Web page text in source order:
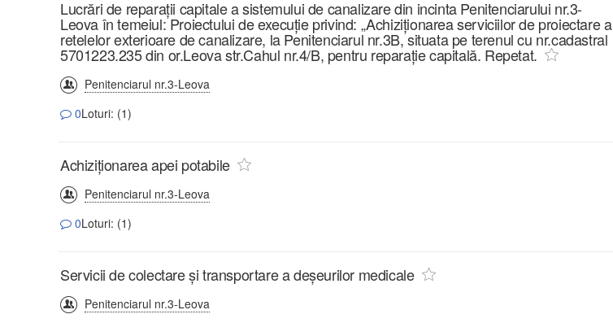
Lucrări de reparații capitale a sistemului de canalizare din incinta Penitenciarului nr.3-
Leova în temeiul: Proiectului de execuție privind: „Achiziționarea serviciilor de proiectare a
retelelor exterioare de canalizare, la Penitenciarul nr.3B, situata pe terenul cu nr.cadastral
5701223.235 din or.Leova str.Cahul nr.4/B, pentru reparație capitală. Repetat.
Penitenciarul nr.3-Leova
0Loturi: (1)
Achiziționarea apei potabile
Penitenciarul nr.3-Leova
0Loturi: (1)
Servicii de colectare și transportare a deșeurilor medicale
Penitenciarul nr.3-Leova